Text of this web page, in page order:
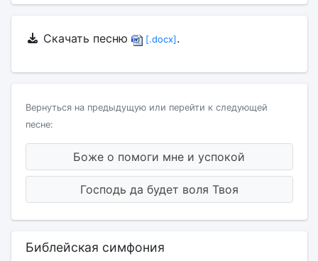
Скачать песню [.docx] .
Вернуться на предыдущую или перейти к следующей
песне:
Боже о помоги мне и успокой
Господь да будет воля Твоя
Библейская симфония